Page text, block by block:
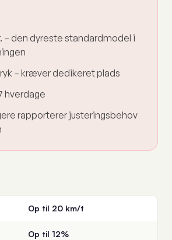
– den dyreste standardmodel i
– kræver dedikeret plads
hverdage
rapporterer justeringsbehov
Op til 20 km/t
Op til 12%